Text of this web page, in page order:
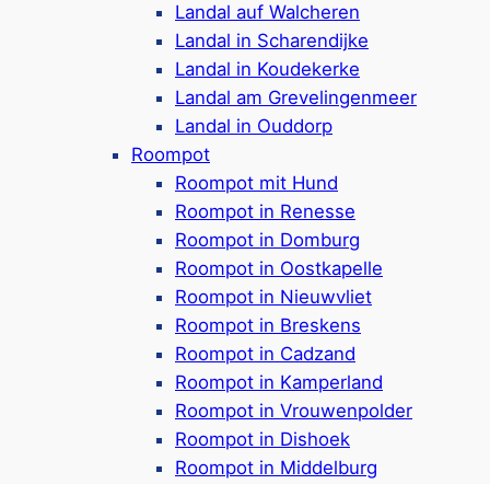
Landal auf Walcheren
Landal in Scharendijke
Landal in Koudekerke
Landal am Grevelingenmeer
Landal in Ouddorp
Roompot
Roompot mit Hund
Roompot in Renesse
Roompot in Domburg
Roompot in Oostkapelle
Roompot in Nieuwvliet
Roompot in Breskens
Roompot in Cadzand
Roompot in Kamperland
Roompot in Vrouwenpolder
Roompot in Dishoek
Roompot in Middelburg
Viele kinderfreundliche Einrichtungen
Hallenbad mit 3 Rutschen & Planschbecken
Indoor-Spielplatz, Kids-Club und
abwechslungsreiches Freizeitprogramm
Beachvolleyball-Feld & Minigolf
Nur 500 Meter bis zum Strand
Google Rezensionen:4,1/5 Sterne
Bewertungen)
Mehr ansehen*
Center Parcs Port Zélande
Ferienpark in Ouddorp
, an der Grenze zu